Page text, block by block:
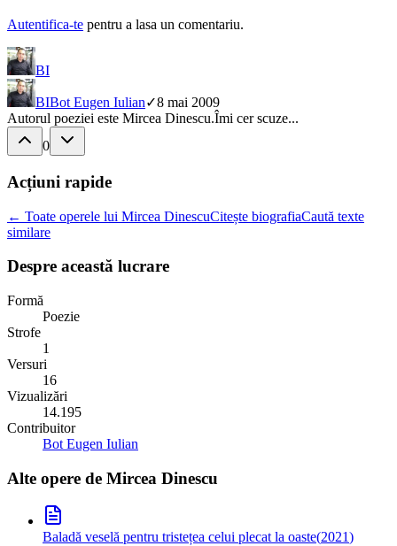
Autentifica-te pentru a lasa un comentariu.
BI
BIBot Eugen Iulian✓8 mai 2009
Autorul poeziei este Mircea Dinescu.Îmi cer scuze...
0
Acțiuni rapide
← Toate operele lui Mircea DinescuCitește biografiaCaută texte
similare
Despre această lucrare
Formă
Poezie
Strofe
1
Versuri
16
Vizualizări
14.195
Contribuitor
Bot Eugen Iulian
Alte opere de Mircea Dinescu
Baladă veselă pentru tristețea celui plecat la oaste(2021)